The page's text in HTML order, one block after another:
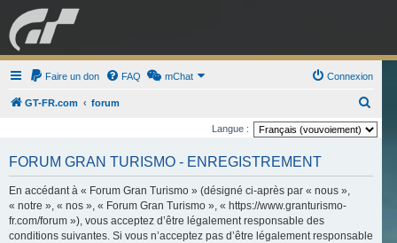
GRAN TURISMO FORUM
BOUTIQUE
Faire un don FAQ mChat Connexion
GT-FR.com forum
e
Langue :
FORUM GRAN TURISMO - ENREGISTREMENT
En accédant à « Forum Gran Turismo » (désigné ci-après par « nous »,
« notre », « nos », « Forum Gran Turismo », « https://www.granturismo-
fr.com/forum »), vous acceptez d’être légalement responsable des
conditions suivantes. Si vous n’acceptez pas d’être légalement responsable